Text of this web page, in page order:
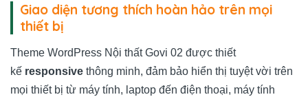
Giao diện tương thích hoàn hảo trên mọi
thiết bị
Theme WordPress Nội thất Govi 02 được thiết
kế responsive thông minh, đảm bảo hiển thị tuyệt vời trên
mọi thiết bị từ máy tính, laptop đến điện thoại, máy tính